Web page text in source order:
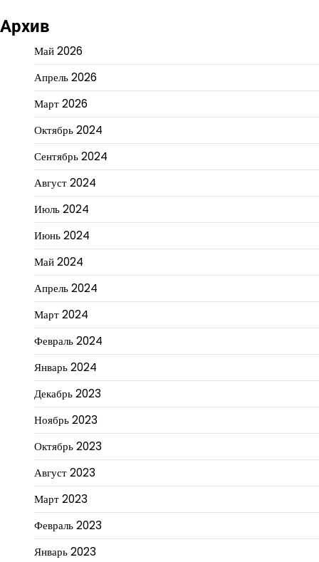
Архив
Май 2026
Апрель 2026
Март 2026
Октябрь 2024
Сентябрь 2024
Август 2024
Июль 2024
Июнь 2024
Май 2024
Апрель 2024
Март 2024
Февраль 2024
Январь 2024
Декабрь 2023
Ноябрь 2023
Октябрь 2023
Август 2023
Март 2023
Февраль 2023
Январь 2023